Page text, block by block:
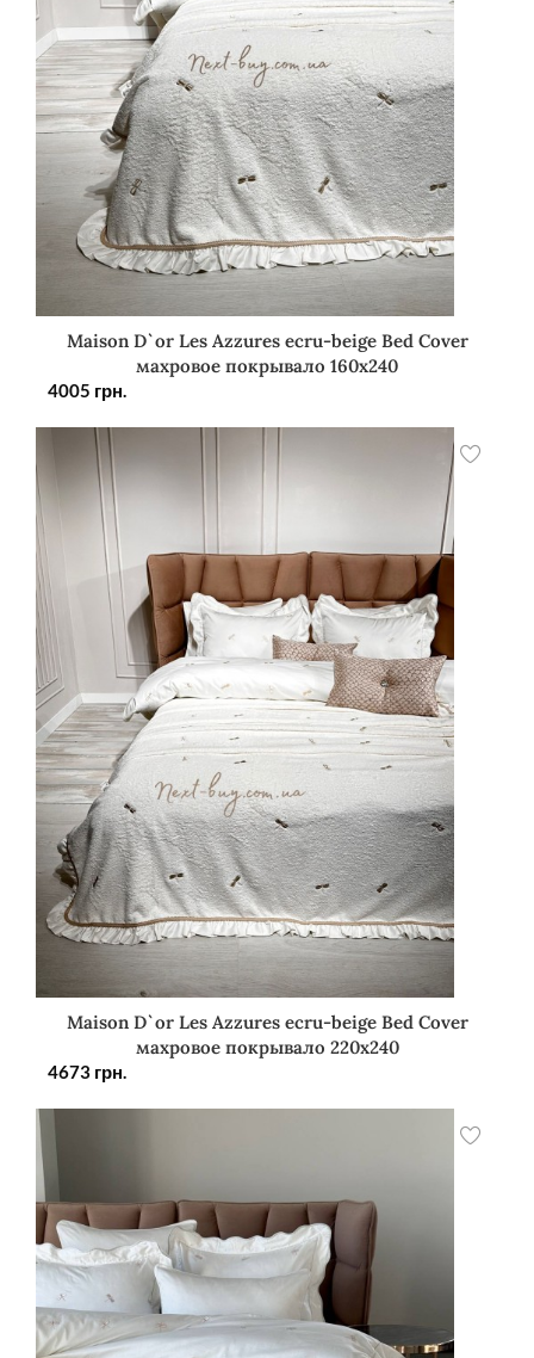
Maison D`or Les Azzures ecru-beige Bed Cover
махровое покрывало 160х240
4005 грн.
Maison D`or Les Azzures ecru-beige Bed Cover
махровое покрывало 220х240
4673 грн.